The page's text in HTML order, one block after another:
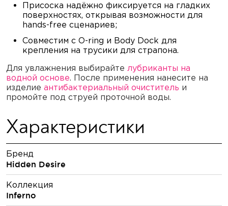
Присоска надёжно фиксируется на гладких
поверхностях, открывая возможности для
hands-free сценариев;
Совместим с O-ring и Body Dock для
крепления на трусики для страпона.
Для увлажнения выбирайте лубриканты на
водной основе. После применения нанесите на
изделие антибактериальный очиститель и
промойте под струей проточной воды.
Характеристики
Бренд
Hidden Desire
Коллекция
Inferno